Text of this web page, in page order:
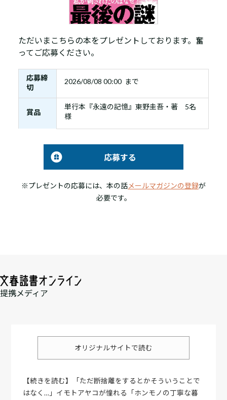
ただいまこちらの本をプレゼントしております。奮
ってご応募ください。
応募締
切
2026/08/08 00:00 まで
賞品
単行本『永遠の記憶』東野圭吾・著 5名
様
応募する
※プレゼントの応募には、本の話メールマガジンの登録が
必要です。
提携メディア
オリジナルサイトで読む
【続きを読む】「ただ断捨離をするとかそういうことで
はなく…」イモトアヤコが憧れる「ホンモノの丁寧な暮